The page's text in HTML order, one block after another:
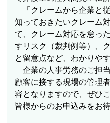
「クレームから企業と
知っておきたいクレーム
て、クレーム対応を怠っ
すリスク（裁判例等）、
と留意点など、わかりや
企業の人事労務のご担
顧客に接する現場の管理
容となりますので、ぜひ
皆様からのお申込みをお